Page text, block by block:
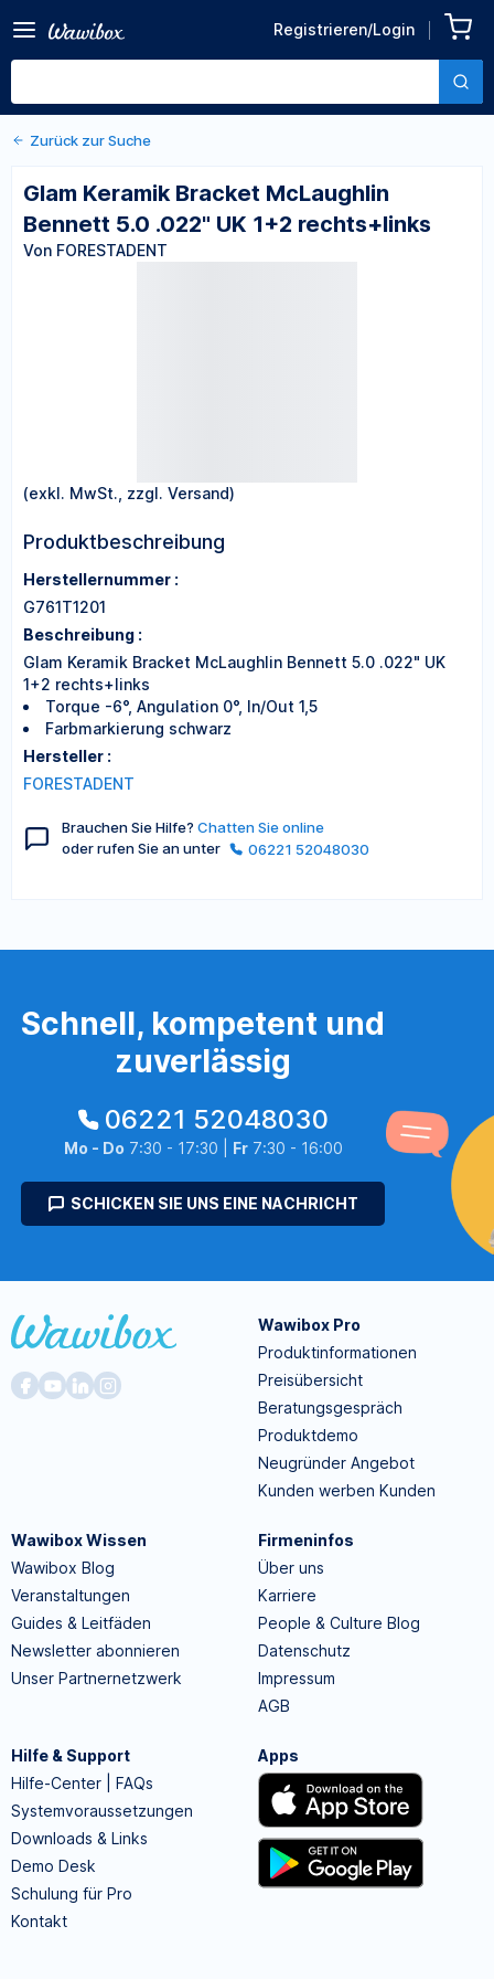
Registrieren/Login
McLaughlin Bennett 5.0
.022" UK 1+2 rechts+links
Von FORESTADENT
Zurück zu den Produktdetails
Zurück zur Suche
Glam Keramik Bracket McLaughlin
Bennett 5.0 .022" UK 1+2 rechts+links
Von FORESTADENT
(exkl. MwSt., zzgl. Versand)
Produktbeschreibung
Herstellernummer :
G761T1201
Beschreibung :
Glam Keramik Bracket McLaughlin Bennett 5.0 .022" UK
1+2 rechts+links
Torque -6°, Angulation 0°, In/Out 1,5
Farbmarkierung schwarz
Hersteller :
FORESTADENT
Brauchen Sie Hilfe? Chatten Sie online
oder rufen Sie an unter
06221 52048030
Schnell, kompetent und
zuverlässig
06221 52048030
Mo - Do 7:30 - 17:30 | Fr7:30 - 16:00
SCHICKEN SIE UNS EINE NACHRICHT
Wawibox Pro
Produktinformationen
Preisübersicht
Beratungsgespräch
Produktdemo
Neugründer Angebot
Kunden werben Kunden
Wawibox Wissen
Wawibox Blog
Veranstaltungen
Guides & Leitfäden
Newsletter abonnieren
Unser Partnernetzwerk
Firmeninfos
Über uns
Karriere
People & Culture Blog
Datenschutz
Impressum
AGB
Hilfe & Support
Hilfe-Center | FAQs
Systemvoraussetzungen
Downloads & Links
Demo Desk
Schulung für Pro
Kontakt
Apps